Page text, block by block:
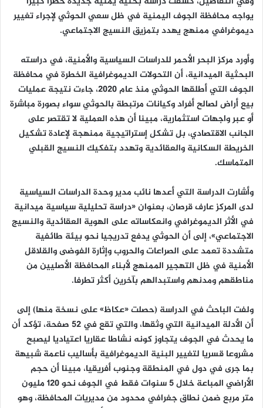
يواجه محافظة الجوف اليمنية في ظل سعي الحوثي لإجراء تغيير
ديموغرافي ممنهج يهدد بتمزيق النسيج الاجتماعي.
وأورد مركز البحر الأحمر للدراسات السياسية والأمنية، في دراسته
البحثية الميدانية، أن التحولات الديموغرافية الخطرة في محافظة
الجوف التي أطلقها الحوثي منذ عام 2020، جاءت نتيجة عمليات
بيع أراض لصالح أفراد وكيانات مرتبطة بالحوثي سواء بصورة مباشرة
أو عبر واجهات استثمارية، مبينا أن هذه العملية لا تقتصر على
الجانب الاقتصادي، بل تشكل إستراتيجية ممنهجة لإعادة تشكيل
الخريطة السكانية والعقائدية وتهدد بتفكيك النسيج القبلي
المتماسك.
وأشارت الدراسة التي أعدها نائب مدير وحدة الدراسات السياسية
لدى المركز عارف قرصان، بعنوان «دراسة تحليلية سياسية ميدانية
في الأثر الديموغرافي وانعكاساته على الهوية العقائدية والنسيج
الاجتماعي»، إلى أن الحوثي يدفع تدريجيا نحو بيئة طائفية
متشددة تعمد على الصراعات والحروب وإثارة الفوضى والقلاقل
الأمنية في ظل التهجير الممنهج لأبناء المحافظة الأصليين من
مناطقهم ومدنهم واستبدالهم بآخرين أكثر تطرفا.
ولفت الباحث في الدراسة (حصلت «عكاظ» على نسخة منها) إلى
أن الأدلة الميدانية التي وثقها، والتي تقع في 52 صفحة، تؤكد أن
ما يحدث في الجوف يتجاوز كونه نشاطا عقاريا اعتياديا ليصبح
مشروعا قسريا لتغيير البنية الديموغرافية بأساليب ناعمة شبيهة
بما جرى في دول في المنطقة وجنوب أفريقيا، مبينا أن حجم
الأراضي المباعة خلال 5 سنوات فقط في الجوف نحو 120 مليون
متر مربع ضمن نطاق جغرافي محدود من مديريات المحافظة، وهو